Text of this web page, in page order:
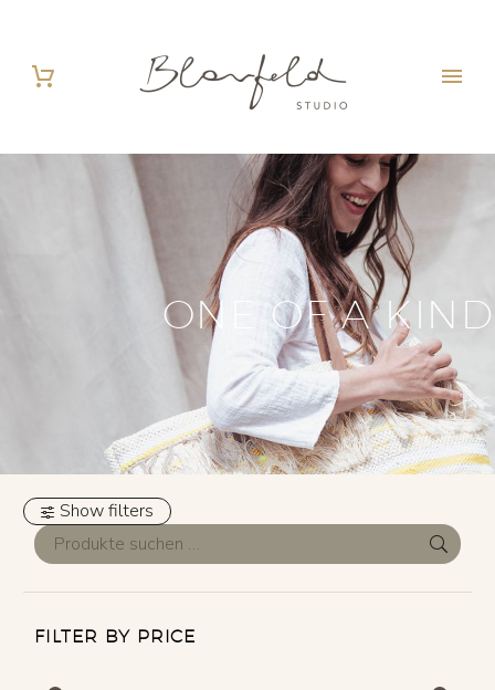
ONE OF A KIND
Show filters
FILTER BY PRICE